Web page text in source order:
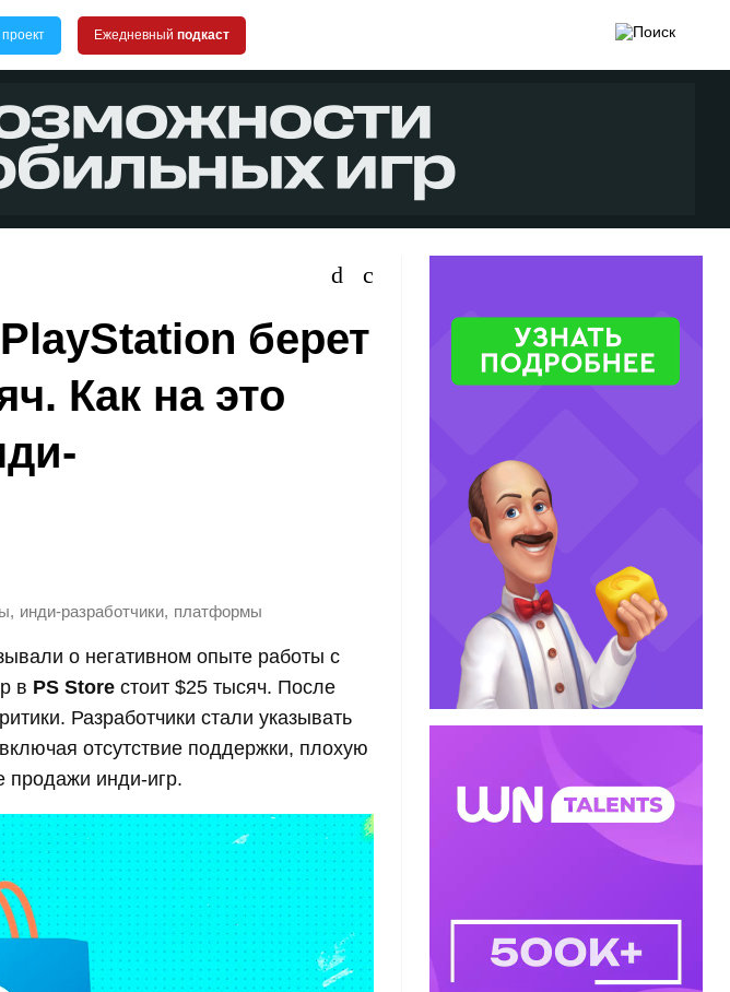
проект Ежедневный подкаст
берет
Как на это
, инди-разработчики, платформы
о негативном опыте работы с
в PS Store стоит $25 тысяч. После
Разработчики стали указывать
отсутствие поддержки, плохую
продажи инди-игр.